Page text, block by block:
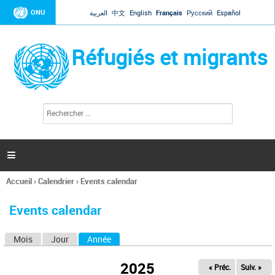
Jump to navigation
ONU العربية 中文 English Français Русский Español
Réfugiés et migrants
l
c
h
e

Vous
ici
Accueil›Calendrier› Events calendar
Events calendar
Mois Jour Année
2025 « Préc. Suiv. »